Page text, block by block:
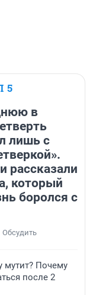
5
в
лишь с
рассказали
который
боролся с
Обсудить
мутит? Почему
после 2